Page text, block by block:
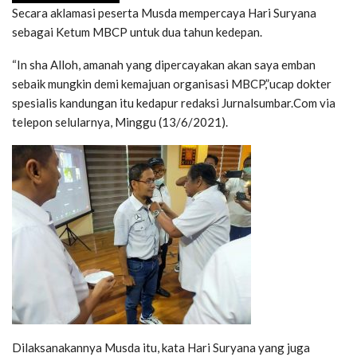
Secara aklamasi peserta Musda mempercaya Hari Suryana
sebagai Ketum MBCP untuk dua tahun kedepan.
“In sha Alloh, amanah yang dipercayakan akan saya emban
sebaik mungkin demi kemajuan organisasi MBCP,”ucap dokter
spesialis kandungan itu kedapur redaksi Jurnalsumbar.Com via
telepon selularnya, Minggu (13/6/2021).
Dilaksanakannya Musda itu, kata Hari Suryana yang juga